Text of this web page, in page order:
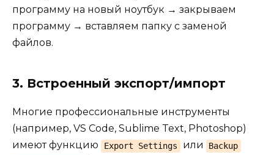
программу на новый ноутбук → закрываем
программу → вставляем папку с заменой
файлов.
3. Встроенный экспорт/импорт
Многие профессиональные инструменты
(например, VS Code, Sublime Text, Photoshop)
имеют функцию
Export Settings или
Backup